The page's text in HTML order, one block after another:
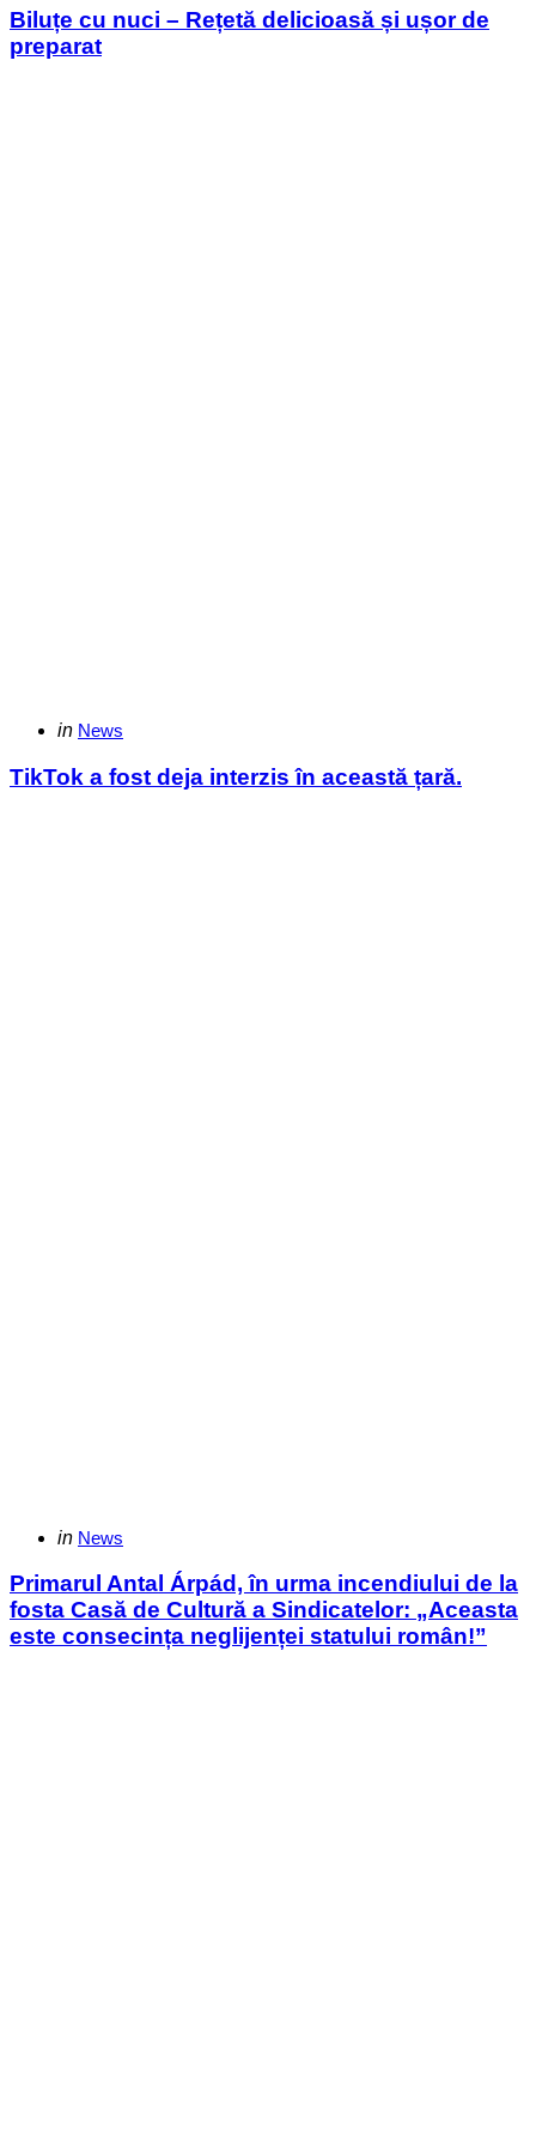
Biluțe cu nuci – Rețetă delicioasă și ușor de
preparat
Categories
Posted
in News
TikTok a fost deja interzis în această țară.
Categories
Posted
in News
Primarul Antal Árpád, în urma incendiului de la
fosta Casă de Cultură a Sindicatelor: „Aceasta
este consecința neglijenței statului român!”